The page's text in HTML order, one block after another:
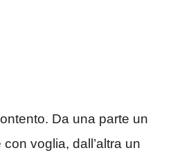
Da una parte un
voglia, dall’altra un